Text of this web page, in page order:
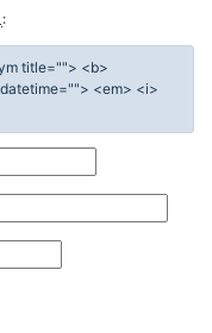
:
title=""> <b>
<em> <i>